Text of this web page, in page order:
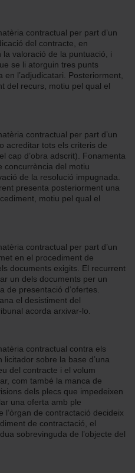
contractual per part d’un
del contracte, en
valoració de la puntuació, i
se li atorguin tres punts
l’adjudicatari. Posteriorment,
del recurs, motiu pel qual el
contractual per part d’un
acreditar tots els criteris de
cap d’obra adscrit). Fonamenta
concurrència del motiu
de la resolució impugnada.
presenta posteriorment una
motiu pel qual el
contractual per part d’un
en el procediment de
documents exigits. El recurrent
un dels documents per un
de presentació d’ofertes.
el desistiment del
acorda arxivar-lo.
contractual contra els
licitador sobre la base d’una
del contracte i el volum
com també la manca de
dels plecs que impedeixen
una oferta amb ple
l’òrgan de contractació decideix
de contractació, el
sobrevinguda de l’objecte del